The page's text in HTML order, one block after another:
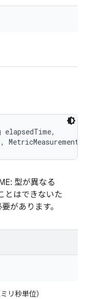
型が異なる
とはできないた
があります。
リ秒単位）